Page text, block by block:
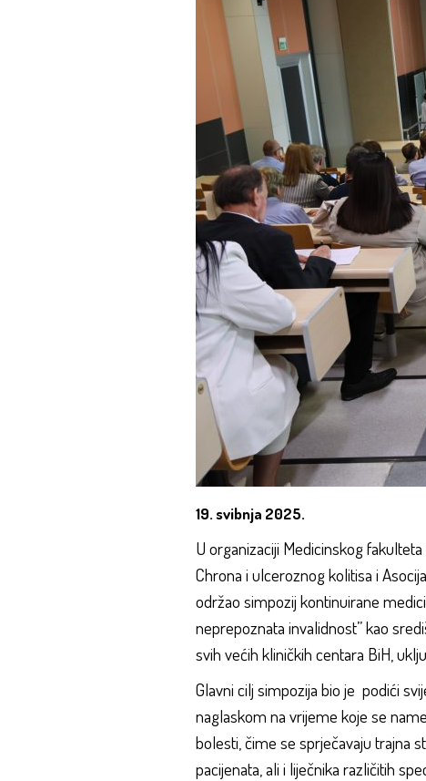
19. svibnja 2025.
U organizaciji Medicinskog
Chrona i ulceroznog kolitisa i
održao simpozij kontinuirane
neprepoznata invalidnost” kao
svih većih kliničkih centara BiH,
Glavni cilj simpozija bio je podići
naglaskom na vrijeme koje se
bolesti, čime se sprječavaju trajna
pacijenata, ali i liječnika različitih